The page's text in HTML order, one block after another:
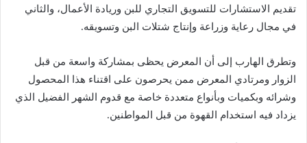
تقديم الاستشارات للتسويق التجاري للبن وريادة الأعمال، والثاني
في مجال رعاية وزراعة وإنتاج شتلات البن وتسويقه.
وتطرق الهارب إلى أن المعرض يحظى بمشاركة واسعة من قبل
الزوار ومرتادي المعرض ممن يحرصون على اقتناء هذا المحصول
وشرائه وبكميات وبأنواع متعددة خاصة مع قدوم الشهر الفضيل الذي
يزداد فيه استخدام القهوة من قبل المواطنين.